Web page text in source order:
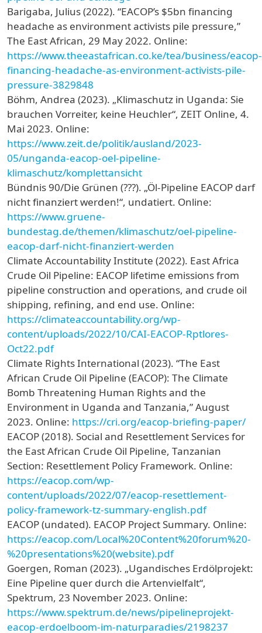
Barigaba, Julius (2022). “EACOP’s $5bn financing
headache as environment activists pile pressure,”
The East African, 29 May 2022. Online:
https://www.theeastafrican.co.ke/tea/business/eacop-
financing-headache-as-environment-activists-pile-
pressure-3829848
Böhm, Andrea (2023). „Klimaschutz in Uganda: Sie
brauchen Vorreiter, keine Heuchler“, ZEIT Online, 4.
Mai 2023. Online:
https://www.zeit.de/politik/ausland/2023-
05/unganda-eacop-oel-pipeline-
klimaschutz/komplettansicht
Bündnis 90/Die Grünen (???). „Öl-Pipeline EACOP darf
nicht finanziert werden!“, undatiert. Online:
https://www.gruene-
bundestag.de/themen/klimaschutz/oel-pipeline-
eacop-darf-nicht-finanziert-werden
Climate Accountability Institute (2022). East Africa
Crude Oil Pipeline: EACOP lifetime emissions from
pipeline construction and operations, and crude oil
shipping, refining, and end use. Online:
https://climateaccountability.org/wp-
content/uploads/2022/10/CAI-EACOP-Rptlores-
Oct22.pdf
Climate Rights International (2023). “The East
African Crude Oil Pipeline (EACOP): The Climate
Bomb Threatening Human Rights and the
Environment in Uganda and Tanzania,” August
2023. Online: https://cri.org/eacop-briefing-paper/
EACOP (2018). Social and Resettlement Services for
the East African Crude Oil Pipeline, Tanzanian
Section: Resettlement Policy Framework. Online:
https://eacop.com/wp-
content/uploads/2022/07/eacop-resettlement-
policy-framework-tz-summary-english.pdf
EACOP (undated). EACOP Project Summary. Online:
https://eacop.com/Local%20Content%20forum%20-
%20presentations%20(website).pdf
Goergen, Roman (2023). „Ugandisches Erdölprojekt:
Eine Pipeline quer durch die Artenvielfalt“,
Spektrum, 23 November 2023. Online:
https://www.spektrum.de/news/pipelineprojekt-
eacop-erdoelboom-im-naturparadies/2198237